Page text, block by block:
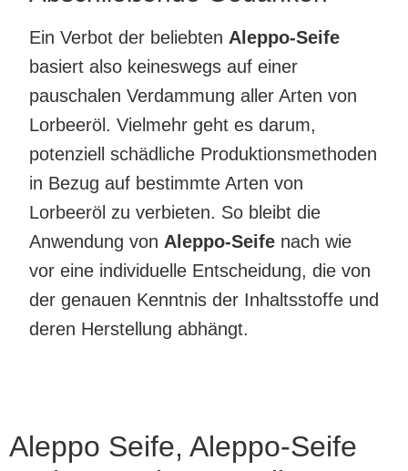
Ein Verbot der beliebten Aleppo-Seife
basiert also keineswegs auf einer
pauschalen Verdammung aller Arten von
Lorbeeröl. Vielmehr geht es darum,
potenziell schädliche Produktionsmethoden
in Bezug auf bestimmte Arten von
Lorbeeröl zu verbieten. So bleibt die
Anwendung von Aleppo-Seife nach wie
vor eine individuelle Entscheidung, die von
der genauen Kenntnis der Inhaltsstoffe und
deren Herstellung abhängt.
Aleppo Seife, Aleppo-Seife